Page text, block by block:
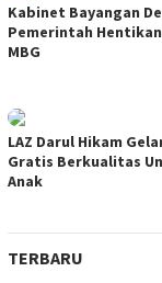
Kabinet Bayangan
Pemerintah
MBG
LAZ Darul Hikam
Gratis Berkualitas
Anak
TERBARU